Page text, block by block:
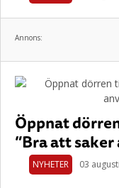
Annons:
Öppnat
”Bra att saker
NYHETER 03